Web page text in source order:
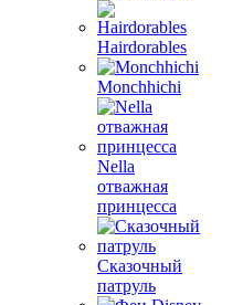
Hairdorables
Monchhichi
Nella
отважная
принцесса
Сказочный
патруль